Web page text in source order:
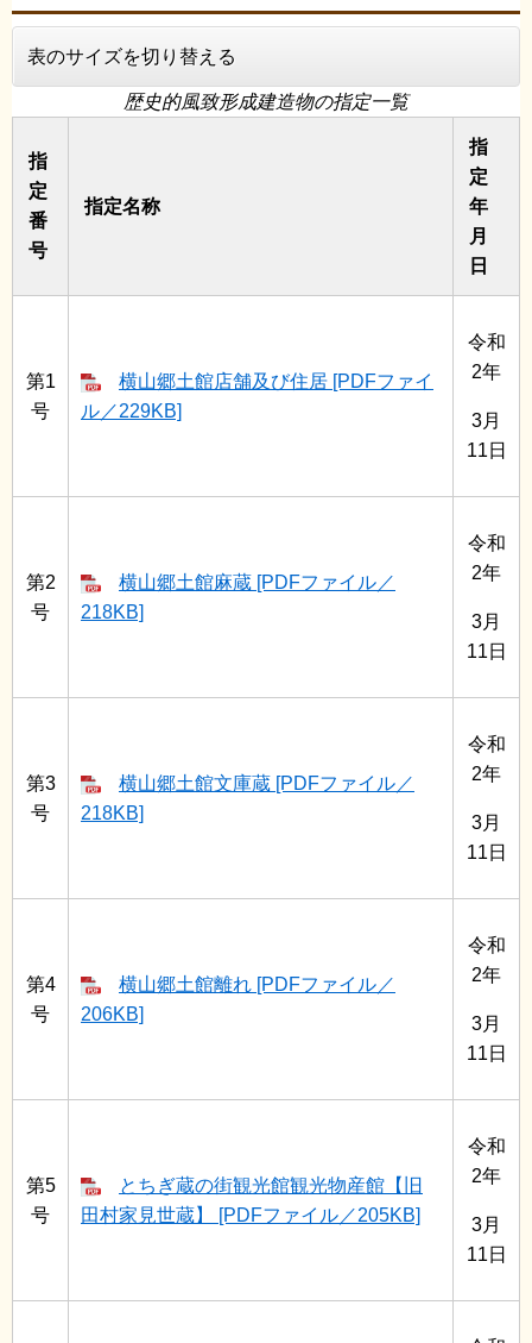
表のサイズを切り替える
歴史的風致形成建造物の指定一覧
指
定
番
号
指定名称
指
定
年
月
日
第1
号
横山郷土館店舗及び住居 [PDFファイ
ル／229KB]
令和
2年
3月
11日
第2
号
横山郷土館麻蔵 [PDFファイル／
218KB]
令和
2年
3月
11日
第3
号
横山郷土館文庫蔵 [PDFファイル／
218KB]
令和
2年
3月
11日
第4
号
横山郷土館離れ [PDFファイル／
206KB]
令和
2年
3月
11日
第5
号
とちぎ蔵の街観光館観光物産館【旧
田村家見世蔵】 [PDFファイル／205KB]
令和
2年
3月
11日